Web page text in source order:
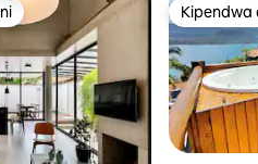
Kipendwa
Kipendwa